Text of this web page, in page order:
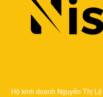
Hộ kinh doanh Nguyễn Thị